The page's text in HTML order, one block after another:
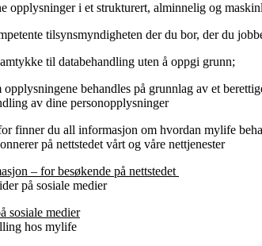
opplysninger i et strukturert, alminnelig og
tilsynsmyndigheten der du bor, der du
til databehandling uten å oppgi grunn;
opplysningene behandles på grunnlag av et
av dine personopplysninger
finner du all informasjon om hvordan mylife
på nettstedet vårt og våre nettjenester
– for besøkende på nettstedet
på sosiale medier
sosiale medier
hos mylife